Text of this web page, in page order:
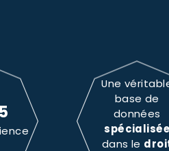
Une
base de
données
spécialisée
dans le